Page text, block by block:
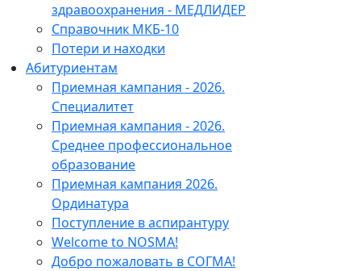
здравоохранения - МЕДЛИДЕР
Справочник МКБ-10
Потери и находки
Абитуриентам
Приемная кампания - 2026.
Специалитет
Приемная кампания - 2026.
Среднее профессиональное
образование
Приемная кампания 2026.
Ординатура
Поступление в аспирантуру
Welcome to NOSMA!
Добро пожаловать в СОГМА!